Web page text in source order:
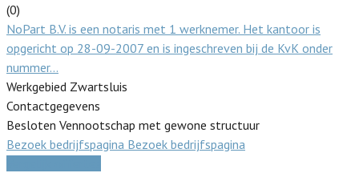
(0)
NoPart B.V. is een notaris met 1 werknemer. Het kantoor is
opgericht op 28-09-2007 en is ingeschreven bij de KvK onder
nummer…
Werkgebied Zwartsluis
Contactgegevens
Besloten Vennootschap met gewone structuur
Bezoek bedrijfspagina Bezoek bedrijfspagina